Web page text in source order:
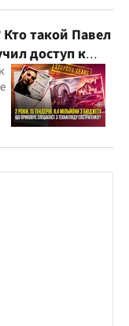
такой Павел
доступ к